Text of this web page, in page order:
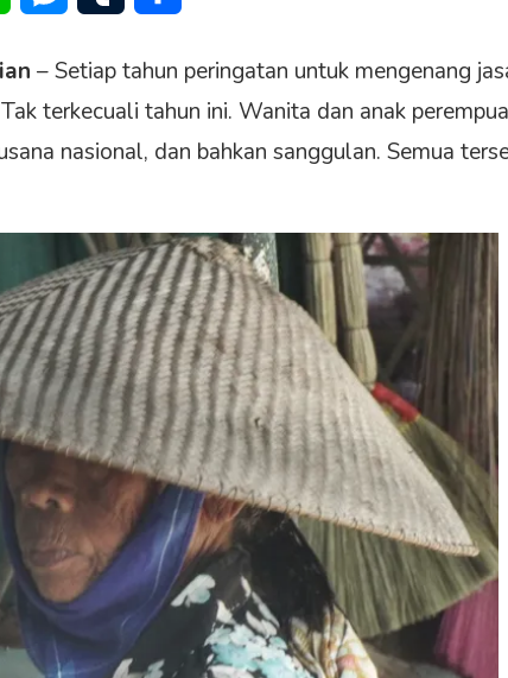
– Setiap tahun peringatan untuk mengenang
terkecuali tahun ini. Wanita dan anak
nasional, dan bahkan sanggulan. Semua